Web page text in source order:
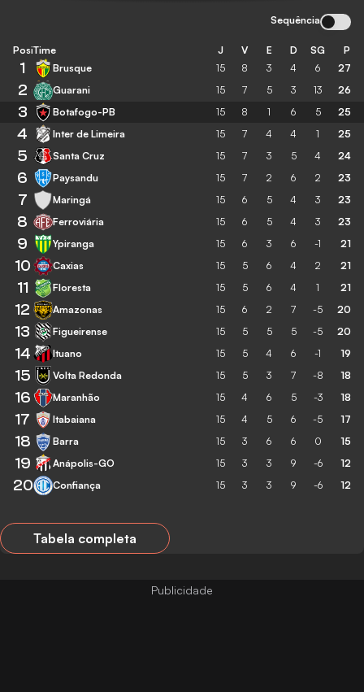
Sequência
Posição
Time J V E D SG P
1 Brusque 15 8 3 4 6 27
2 Guarani 15 7 5 3 13 26
3 Botafogo-PB 15 8 1 6 5 25
4 Inter de Limeira 15 7 4 4 1 25
5 Santa Cruz 15 7 3 5 4 24
6 Paysandu 15 7 2 6 2 23
7 Maringá 15 6 5 4 3 23
8 Ferroviária 15 6 5 4 3 23
9 Ypiranga 15 6 3 6 -1 21
10 Caxias 15 5 6 4 2 21
11 Floresta 15 5 6 4 1 21
12 Amazonas 15 6 2 7 -5 20
13 Figueirense 15 5 5 5 -5 20
14 Ituano 15 5 4 6 -1 19
15 Volta Redonda 15 5 3 7 -8 18
16 Maranhão 15 4 6 5 -3 18
17 Itabaiana 15 4 5 6 -5 17
18 Barra 15 3 6 6 0 15
19 Anápolis-GO 15 3 3 9 -6 12
20 Confiança 15 3 3 9 -6 12
Tabela completa